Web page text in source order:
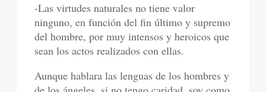
-Las virtudes naturales no tiene valor
ninguno, en función del fin último y supremo
del hombre, por muy intensos y heroicos que
sean los actos realizados con ellas.
Aunque hablara las lenguas de los hombres y